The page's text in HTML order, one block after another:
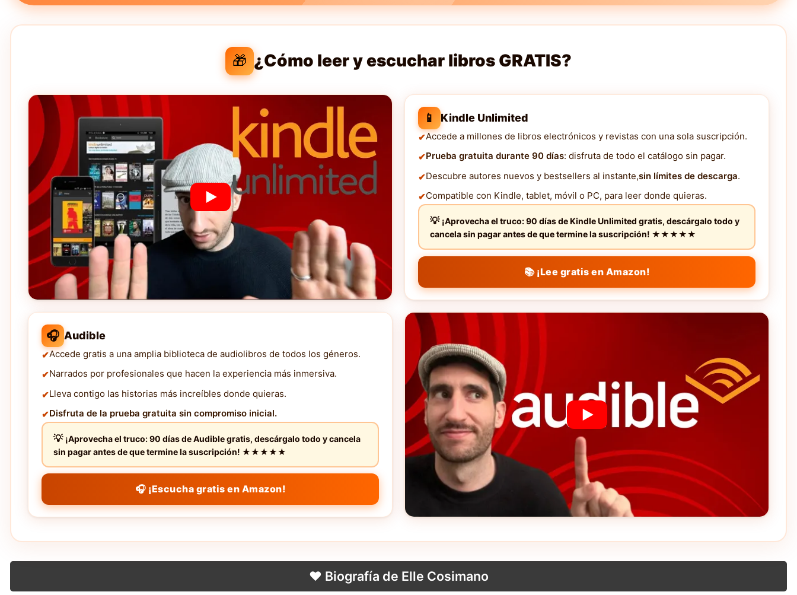
🎁 ¿Cómo leer y escuchar libros GRATIS?
📱 Kindle Unlimited
Accede a millones de libros electrónicos y revistas con una sola suscripción.
Prueba gratuita durante 90 días: disfruta de todo el catálogo sin pagar.
Descubre autores nuevos y bestsellers al instante,sin límites de descarga.
Compatible con Kindle, tablet, móvil o PC, para leer donde quieras.
¡Aprovecha el truco: 90 días de Kindle Unlimited gratis, descárgalo todo y
cancela sin pagar antes de que termine la suscripción! ★★★★★
📚 ¡Lee gratis en Amazon!
🎧 Audible
Accede gratis a una amplia biblioteca de audiolibros de todos los géneros.
Narrados por profesionales que hacen la experiencia más inmersiva.
Lleva contigo las historias más increíbles donde quieras.
Disfruta de la prueba gratuita sin compromiso inicial.
¡Aprovecha el truco: 90 días de Audible gratis, descárgalo todo y cancela
sin pagar antes de que termine la suscripción! ★★★★★
🎧 ¡Escucha gratis en Amazon!
❤️ Biografía de Elle Cosimano